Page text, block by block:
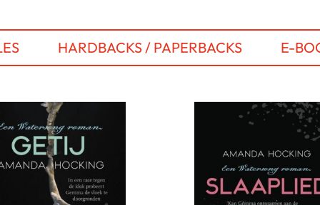
HARDBACKS / PAPERBACKS E-